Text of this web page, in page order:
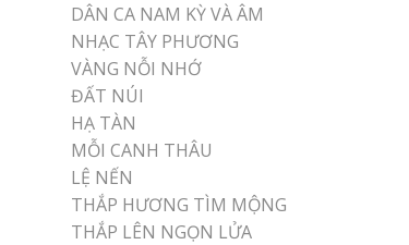
DÂN CA NAM KỲ VÀ ÂM
NHẠC TÂY PHƯƠNG
VÀNG NỖI NHỚ
ĐẤT NÚI
HẠ TÀN
MỖI CANH THÂU
LỆ NẾN
THẮP HƯƠNG TÌM MỘNG
THẮP LÊN NGỌN LỬA